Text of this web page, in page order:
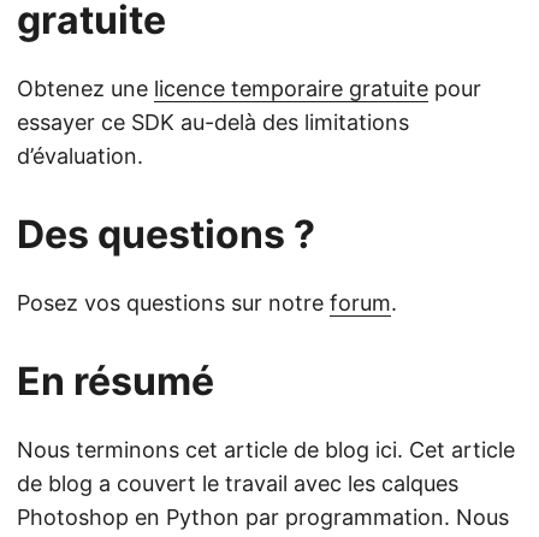
gratuite
Obtenez une licence temporaire gratuite pour
essayer ce SDK au-delà des limitations
d’évaluation.
Des questions ?
Posez vos questions sur notre forum.
En résumé
Nous terminons cet article de blog ici. Cet article
de blog a couvert le travail avec les calques
Photoshop en Python par programmation. Nous